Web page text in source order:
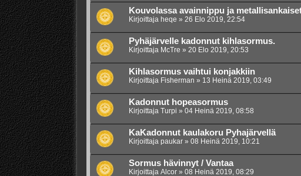
Kouvolassa avainnippu ja
Kirjoittaja heqe » 26 Elo 2019, 22:54
Pyhäjärvelle kadonnut kihlasormus.
Kirjoittaja McTre » 20 Elo 2019, 20:53
Kihlasormus vaihtui konjakkiin
Kirjoittaja Fisherman » 13 Heinä 2019, 03:49
Kadonnut hopeasormus
Kirjoittaja Turpi » 04 Heinä 2019, 08:58
KaKadonnut kaulakoru Pyhajärvellä
Kirjoittaja paukar» 08 Heinä 2019, 10:21
Sormus hävinnyt / Vantaa
Kirjoittaja Alcor» 08 Heinä 2019, 08:29